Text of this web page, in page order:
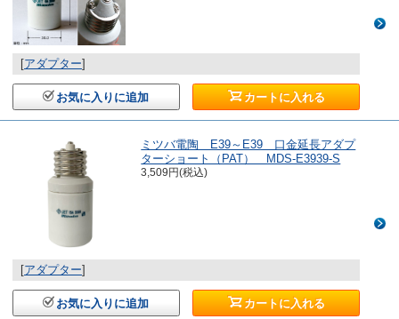
[アダプター]
お気に入りに追加 カートに入れる
ミツバ電陶 E39～E39 口金延長アダプ
ターショート（PAT） MDS-E3939-S
3,509円(税込)
[アダプター]
お気に入りに追加 カートに入れる